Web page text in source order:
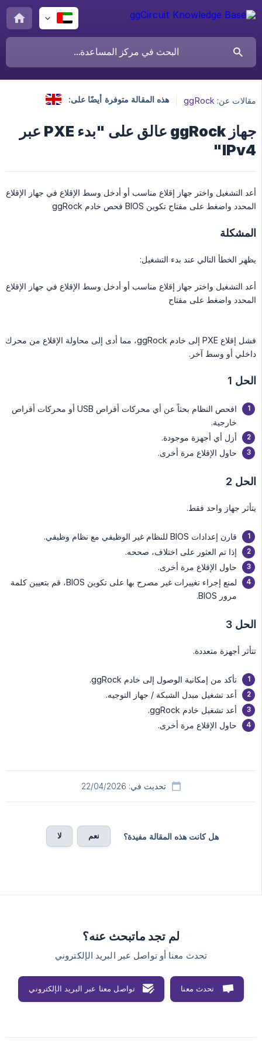
مقالات عن: ggRock هذه المقالة متوفرة أيضًا على:
جهاز ggRock عالق على "بدء PXE عبر
IPv4"
أعد التشغيل واختر جهاز إقلاع مناسب أو أدخل وسط الإقلاع في جهاز الإقلاع
المحدد واضغط على مفتاح تكوين BIOS فحص خادم ggRock
المشكلة
يظهر الخطأ التالي عند بدء التشغيل:
أعد التشغيل واختر جهاز إقلاع مناسب أو أدخل وسط الإقلاع في جهاز الإقلاع
المحدد واضغط على مفتاح
فشل إقلاع PXE إلى خادم ggRock، مما أدى إلى محاولة الإقلاع من محرك
داخلي أو وسط آخر.
الحل 1
افحص النظام بحثاً عن أي محركات أقراص USB أو محركات أقراص
خارجية.
أزل أي أجهزة موجودة.
حاول الإقلاع مرة أخرى.
الحل 2
يتأثر جهاز واحد فقط.
قارن إعدادات BIOS للنظام غير الوظيفي مع نظام وظيفي.
إذا تم العثور على اختلاف، صححه.
حاول الإقلاع مرة أخرى.
لمنع إجراء تغييرات غير مصرح بها على تكوين BIOS، قم بتعيين كلمة
مرور BIOS.
الحل 3
تتأثر أجهزة متعددة.
تأكد من إمكانية الوصول إلى خادم ggRock.
أعد تشغيل مبدل الشبكة / جهاز التوجيه.
أعد تشغيل خادم ggRock.
حاول الإقلاع مرة أخرى.
تحديث في: 22/04/2026
هل كانت هذه المقالة مفيدة؟ نعم لا
لم تجد ماتبحث عنه؟
تحدث معنا أو تواصل عبر البريد الإلكتروني
تحدث معنا تواصل معنا عبر البريد الإلكتروني